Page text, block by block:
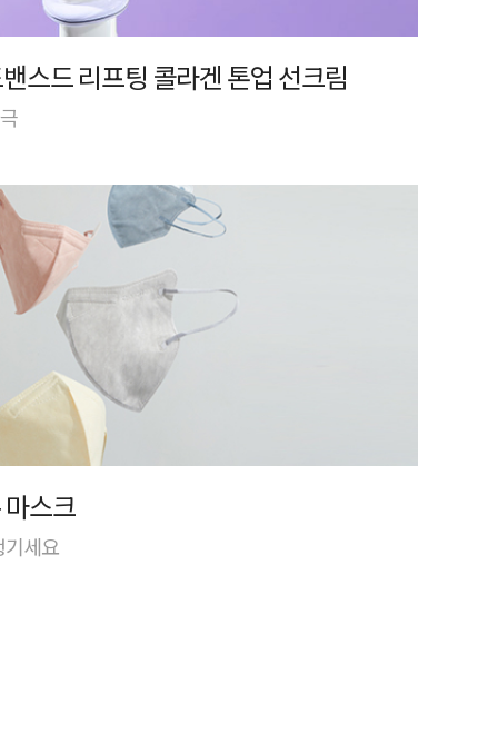
스드 리프팅 콜라겐 톤업 선크림
스크
기세요